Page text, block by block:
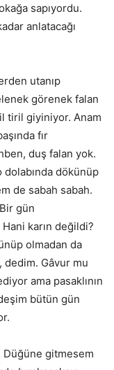
sapıyordu.
anlatacağı
utanıp
görenek falan
tiril giyiniyor. Anam
fır
duş falan yok.
dolabında dökünüp
de sabah sabah.
gün
Hani karın değildi?
olmadan da
dedim. Gâvur mu
ama pasaklının
bütün gün
gitmesem